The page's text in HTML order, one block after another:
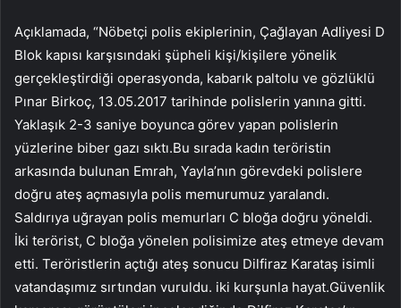
Açıklamada, “Nöbetçi polis ekiplerinin, Çağlayan Adliyesi D
Blok kapısı karşısındaki şüpheli kişi/kişilere yönelik
gerçekleştirdiği operasyonda, kabarık paltolu ve gözlüklü
Pınar Birkoç, 13.05.2017 tarihinde polislerin yanına gitti.
Yaklaşık 2-3 saniye boyunca görev yapan polislerin
yüzlerine biber gazı sıktı.Bu sırada kadın teröristin
arkasında bulunan Emrah, Yayla’nın görevdeki polislere
doğru ateş açmasıyla polis memurumuz yaralandı.
Saldırıya uğrayan polis memurları C bloğa doğru yöneldi.
İki terörist, C bloğa yönelen polisimize ateş etmeye devam
etti. Teröristlerin açtığı ateş sonucu Dilfiraz Karataş isimli
vatandaşımız sırtından vuruldu. iki kurşunla hayat.Güvenlik